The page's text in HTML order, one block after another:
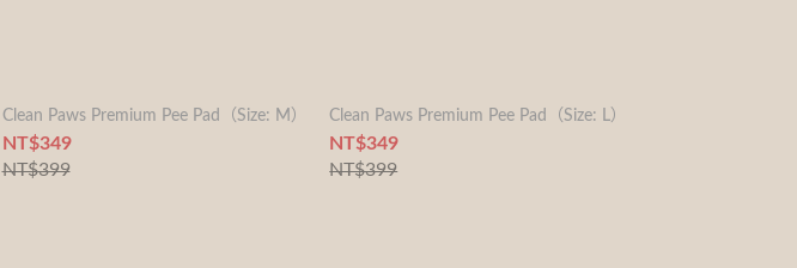
Clean Paws Premium Pee Pad（Size: M）
NT$349
NT$399
Clean Paws Premium Pee Pad（Size: L）
NT$349
NT$399